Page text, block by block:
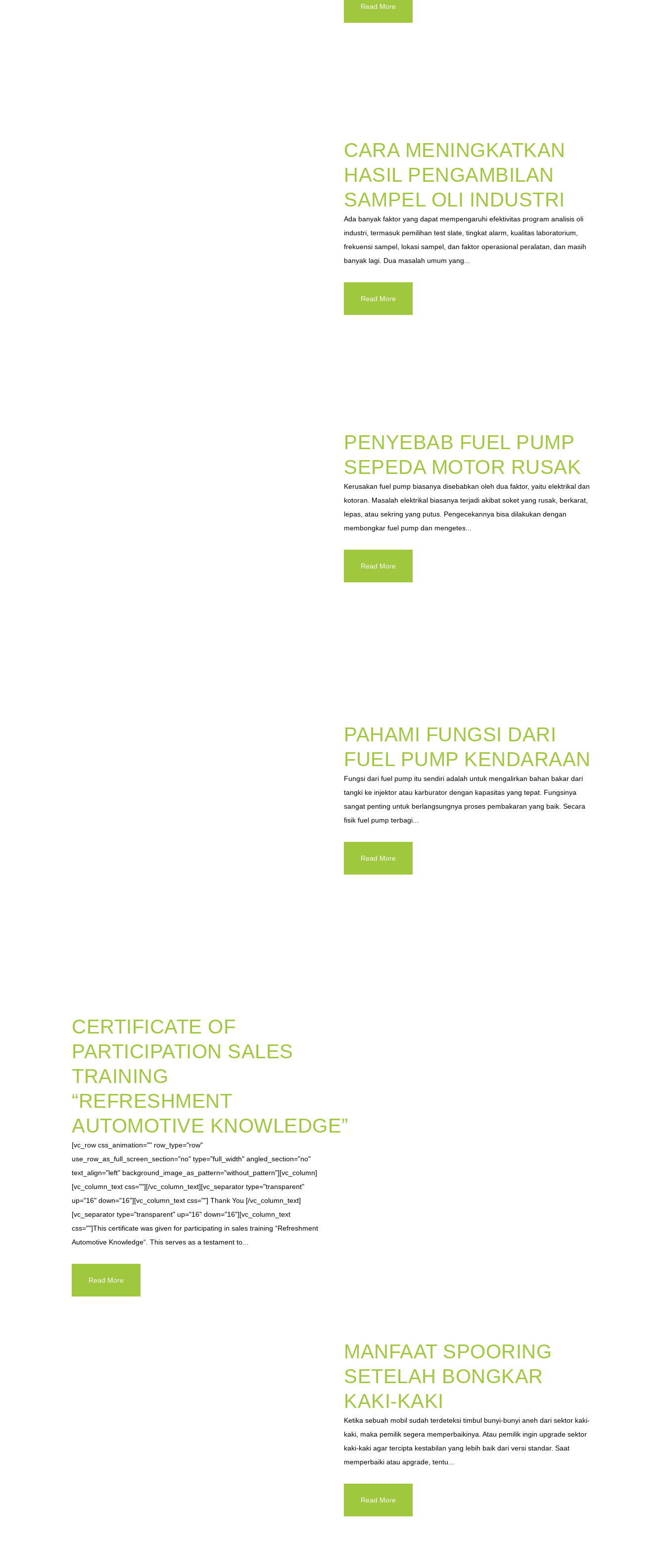
Read More
CARA MENINGKATKAN
HASIL PENGAMBILAN
SAMPEL OLI INDUSTRI
Ada banyak faktor yang dapat mempengaruhi efektivitas program analisis oli
industri, termasuk pemilihan test slate, tingkat alarm, kualitas laboratorium,
frekuensi sampel, lokasi sampel, dan faktor operasional peralatan, dan masih
banyak lagi. Dua masalah umum yang...
Read More
PENYEBAB FUEL PUMP
SEPEDA MOTOR RUSAK
Kerusakan fuel pump biasanya disebabkan oleh dua faktor, yaitu elektrikal dan
kotoran. Masalah elektrikal biasanya terjadi akibat soket yang rusak, berkarat,
lepas, atau sekring yang putus. Pengecekannya bisa dilakukan dengan
membongkar fuel pump dan mengetes...
Read More
PAHAMI FUNGSI DARI
FUEL PUMP KENDARAAN
Fungsi dari fuel pump itu sendiri adalah untuk mengalirkan bahan bakar dari
tangki ke injektor atau karburator dengan kapasitas yang tepat. Fungsinya
sangat penting untuk berlangsungnya proses pembakaran yang baik. Secara
fisik fuel pump terbagi...
Read More
CERTIFICATE OF
PARTICIPATION SALES
TRAINING
“REFRESHMENT
AUTOMOTIVE KNOWLEDGE”
[vc_row css_animation="" row_type="row"
use_row_as_full_screen_section="no" type="full_width" angled_section="no"
text_align="left" background_image_as_pattern="without_pattern"][vc_column]
[vc_column_text css=""][/vc_column_text][vc_separator type="transparent"
up="16" down="16"][vc_column_text css=""] Thank You [/vc_column_text]
[vc_separator type="transparent" up="16" down="16"][vc_column_text
css=""]This certificate was given for participating in sales training “Refreshment
Automotive Knowledge“. This serves as a testament to...
Read More
MANFAAT SPOORING
SETELAH BONGKAR
KAKI-KAKI
Ketika sebuah mobil sudah terdeteksi timbul bunyi-bunyi aneh dari sektor kaki-
kaki, maka pemilik segera memperbaikinya. Atau pemilik ingin upgrade sektor
kaki-kaki agar tercipta kestabilan yang lebih baik dari versi standar. Saat
memperbaiki atau apgrade, tentu...
Read More